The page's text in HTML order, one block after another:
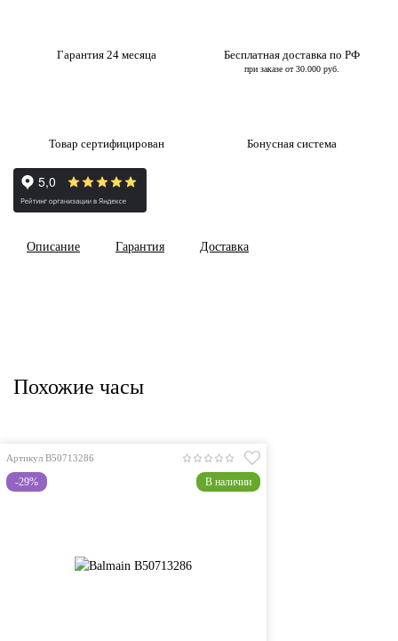
Гарантия 24 месяца Бесплатная доставка по РФ
при заказе от 30.000 руб.
Товар сертифицирован Бонусная система
Описание Гарантия Доставка
Похожие часы
Артикул B50713286
-29% В наличии